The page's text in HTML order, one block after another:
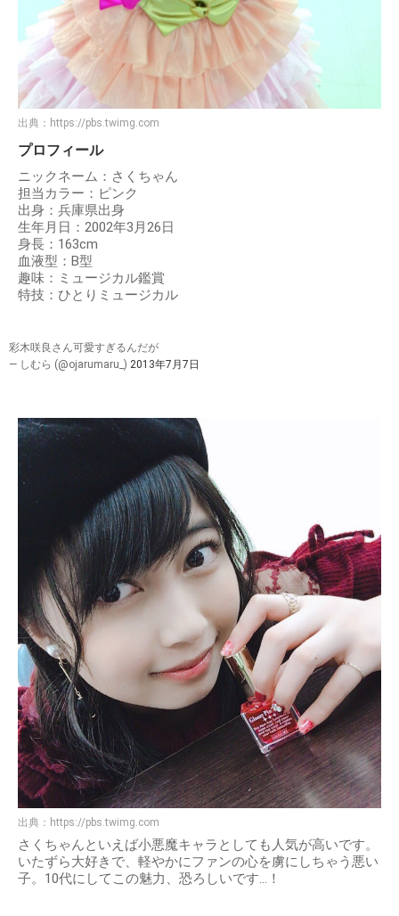
出典： https://pbs.twimg.com
プロフィール
ニックネーム：さくちゃん
担当カラー：ピンク
出身：兵庫県出身
生年月日：2002年3月26日
身長：163cm
血液型：B型
趣味：ミュージカル鑑賞
特技：ひとりミュージカル
彩木咲良さん可愛すぎるんだが
— しむら (@ojarumaru_) 2013年7月7日
出典： https://pbs.twimg.com
さくちゃんといえば小悪魔キャラとしても人気が高いです。
いたずら大好きで、軽やかにファンの心を虜にしちゃう悪い
子。10代にしてこの魅力、恐ろしいです…！